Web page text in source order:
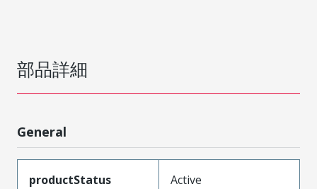
部品詳細
General
productStatus Active